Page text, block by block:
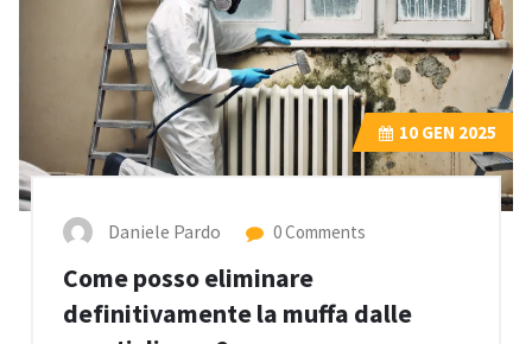
10 GEN 2025
Daniele Pardo 0 Comments
Come posso eliminare
definitivamente la muffa dalle